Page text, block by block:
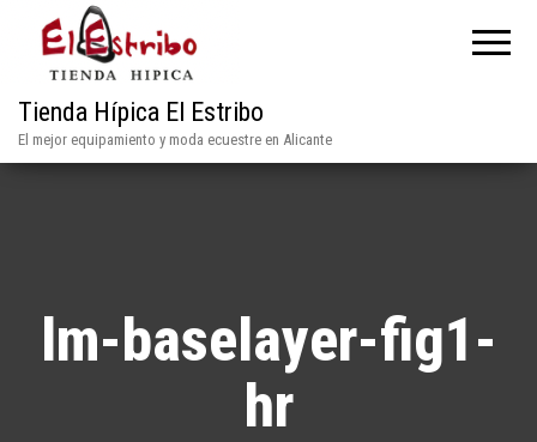
Tienda Hípica El Estribo
El mejor equipamiento y moda ecuestre en Alicante
lm-baselayer-fig1-
hr